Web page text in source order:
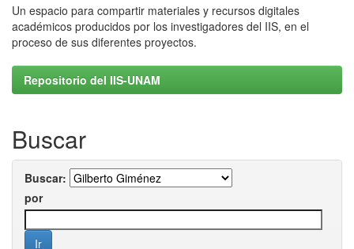
Un espacio para compartir materiales y recursos digitales
académicos producidos por los investigadores del IIS, en el
proceso de sus diferentes proyectos.
Repositorio del IIS-UNAM
Buscar
Buscar:
por